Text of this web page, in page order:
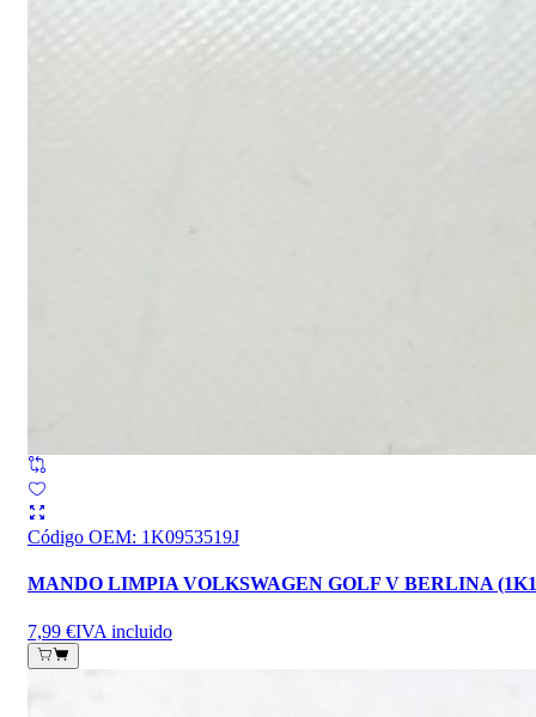
Código OEM: 1K0953519J
MANDO LIMPIA VOLKSWAGEN GOLF V BERLINA
7,99 €IVA incluido